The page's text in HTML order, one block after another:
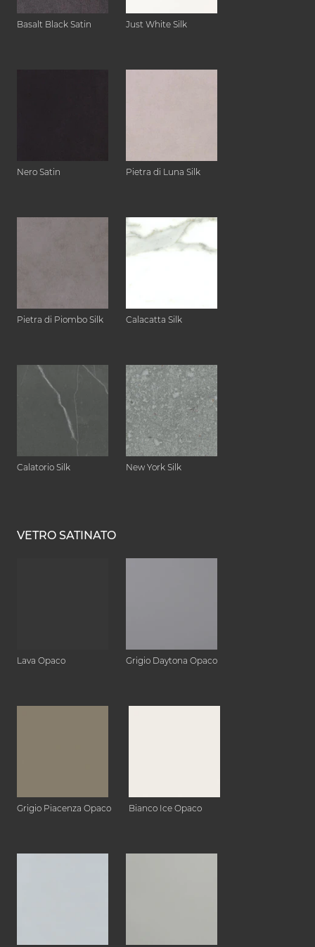
Basalt Black Satin Just White Silk
Nero Satin Pietra di Luna Silk
Pietra di Piombo Silk Calacatta Silk
Calatorio Silk New York Silk
VETRO SATINATO
Lava Opaco Grigio Daytona Opaco
Grigio Piacenza Opaco Bianco Ice Opaco